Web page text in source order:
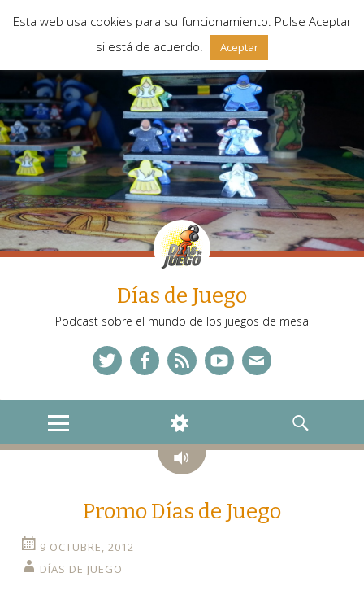
Días de Juego
Podcast sobre el mundo de los juegos de mesa
MENU
WIDGETS
SEARCH
Audio
Promo Días de Juego
9 OCTUBRE, 2012
DÍAS DE JUEGO
Esta web usa cookies para su funcionamiento. Pulse Aceptar
si está de acuerdo.
Aceptar